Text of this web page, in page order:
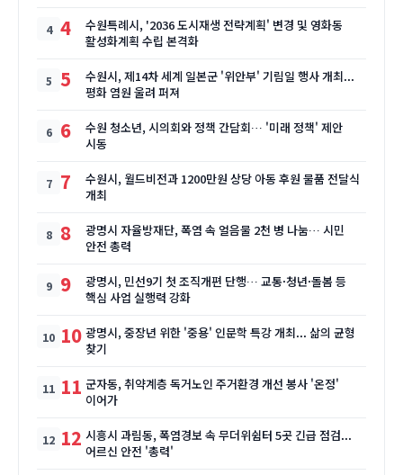
4
수원특례시, '2036 도시재생 전략계획' 변경 및 영화동
활성화계획 수립 본격화
5
수원시, 제14차 세계 일본군 '위안부' 기림일 행사 개최...
평화 염원 울려 퍼져
6
수원 청소년, 시의회와 정책 간담회… '미래 정책' 제안
시동
7
수원시, 월드비전과 1200만원 상당 아동 후원 물품 전달식
개최
8
광명시 자율방재단, 폭염 속 얼음물 2천 병 나눔… 시민
안전 총력
9
광명시, 민선9기 첫 조직개편 단행… 교통·청년·돌봄 등
핵심 사업 실행력 강화
10 광명시, 중장년 위한 '중용' 인문학 특강 개최... 삶의 균형
찾기
11 군자동, 취약계층 독거노인 주거환경 개선 봉사 '온정'
이어가
12 시흥시 과림동, 폭염경보 속 무더위쉼터 5곳 긴급 점검...
어르신 안전 '총력'